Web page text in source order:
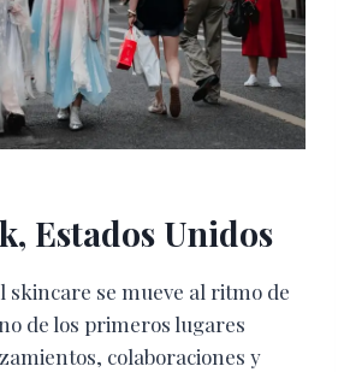
Estados Unidos
skincare se mueve al ritmo de
de los primeros lugares
colaboraciones y